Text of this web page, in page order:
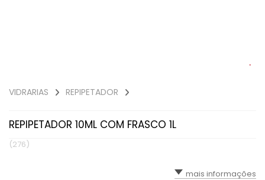
VIDRARIAS REPIPETADOR
REPIPETADOR 10ML COM FRASCO 1L
(276)
mais informações